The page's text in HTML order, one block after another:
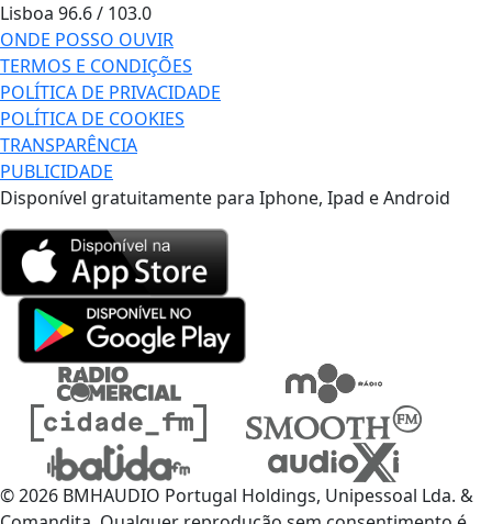
Lisboa 96.6 / 103.0
ONDE POSSO OUVIR
TERMOS E CONDIÇÕES
POLÍTICA DE PRIVACIDADE
POLÍTICA DE COOKIES
TRANSPARÊNCIA
PUBLICIDADE
Disponível gratuitamente para Iphone, Ipad e Android
© 2026 BMHAUDIO Portugal Holdings, Unipessoal Lda. &